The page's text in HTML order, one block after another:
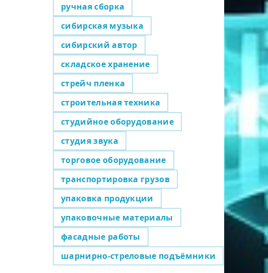
ручная сборка
сибирская музыка
сибирский автор
складское хранение
стрейч пленка
строительная техника
студийное оборудование
студия звука
торговое оборудование
транспортировка грузов
упаковка продукции
упаковочные материалы
фасадные работы
шарнирно-стреловые подъёмники